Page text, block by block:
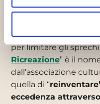
Food”: come
cibo in modo
05/03/2015
A Torino
per limitare gli sprechi
Ricreazione” è il
dall’associazione
quella di “
eccedenza